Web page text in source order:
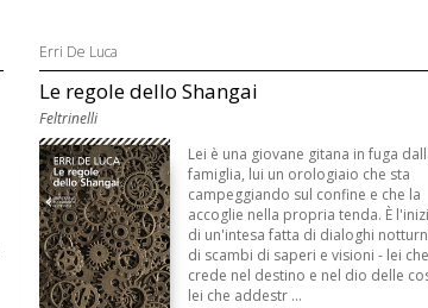
Erri De Luca
Le regole dello Shangai
Feltrinelli
Lei è una giovane gitana in fuga
famiglia, lui un orologiaio che sta
campeggiando sul confine e che la
accoglie nella propria tenda. È
di un'intesa fatta di dialoghi
di scambi di saperi e visioni - lei che
crede nel destino e nel dio delle
lei che addestr ...